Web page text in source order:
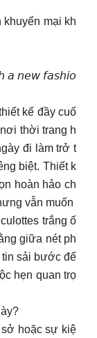
mại kh
𝘢 𝘯𝘦𝘸 𝘧𝘢𝘴𝘩𝘪𝘰
kế đầy cuố
thời trang h
đi làm trở t
biệt. Thiết k
hoàn hảo ch
vẫn muốn
trắng ố
giữa nét ph
tin sải bước đế
hẹn quan trọ
hoặc sự kiệ